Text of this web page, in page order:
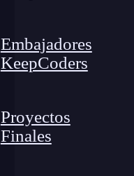
Embajadores
KeepCoders
Proyectos
Finales